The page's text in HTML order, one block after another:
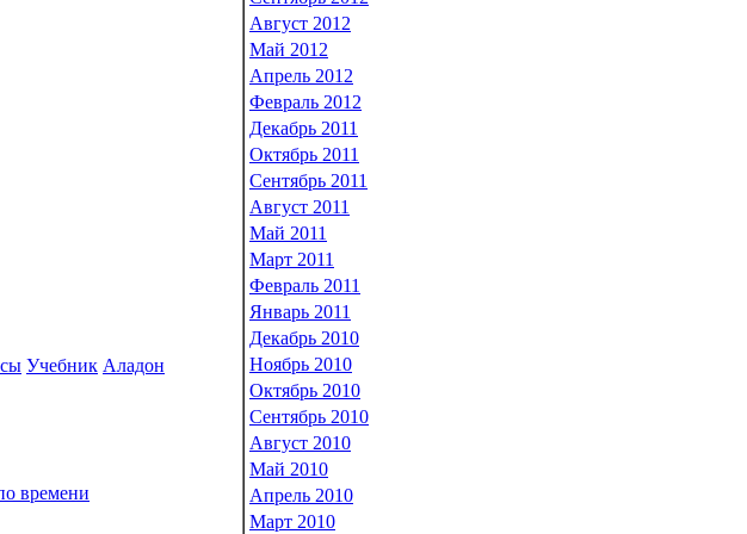
Учебник Аладон
времени
Август 2012
Май 2012
Апрель 2012
Февраль 2012
Декабрь 2011
Октябрь 2011
Сентябрь 2011
Август 2011
Май 2011
Март 2011
Февраль 2011
Январь 2011
Декабрь 2010
Ноябрь 2010
Октябрь 2010
Сентябрь 2010
Август 2010
Май 2010
Апрель 2010
Март 2010